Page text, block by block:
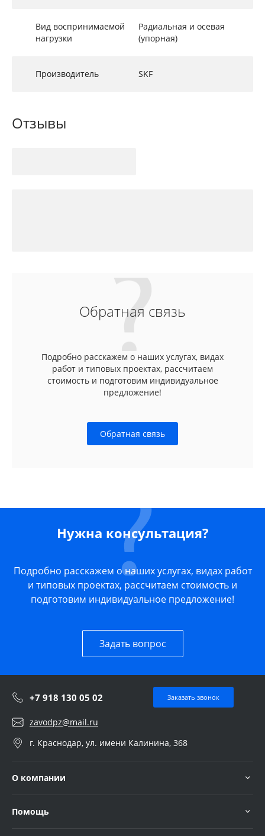
Вид воспринимаемой
нагрузки
Радиальная и осевая
(упорная)
Производитель SKF
Отзывы
Обратная связь
Подробно расскажем о наших услугах, видах
работ и типовых проектах, рассчитаем
стоимость и подготовим индивидуальное
предложение!
Обратная связь
Нужна консультация?
Подробно расскажем о наших услугах, видах работ
и типовых проектах, рассчитаем стоимость и
подготовим индивидуальное предложение!
Задать вопрос
+7 918 130 05 02 Заказать звонок
zavodpz@mail.ru
г. Краснодар, ул. имени Калинина, 368
О компании
Помощь